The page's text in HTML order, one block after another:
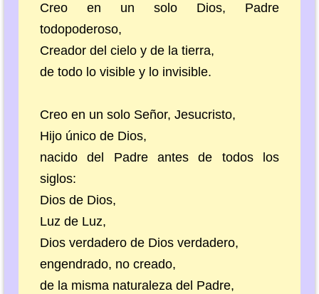
Creo en un solo Dios, Padre
todopoderoso,
Creador del cielo y de la tierra,
de todo lo visible y lo invisible.
Creo en un solo Señor, Jesucristo,
Hijo único de Dios,
nacido del Padre antes de todos los
siglos:
Dios de Dios,
Luz de Luz,
Dios verdadero de Dios verdadero,
engendrado, no creado,
de la misma naturaleza del Padre,